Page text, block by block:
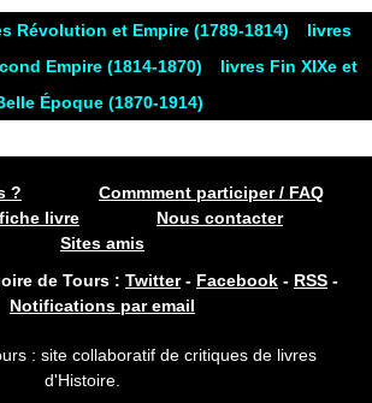
Révolution et Empire (1789-1814)
livres
Empire (1814-1870)
livres Fin XIXe et
Époque (1870-1914)
?
Commment participer / FAQ
livre
Nous contacter
Sites amis
de Tours : Twitter- Facebook - RSS -
Notifications par email
: site collaboratif de critiques de livres
d'Histoire.